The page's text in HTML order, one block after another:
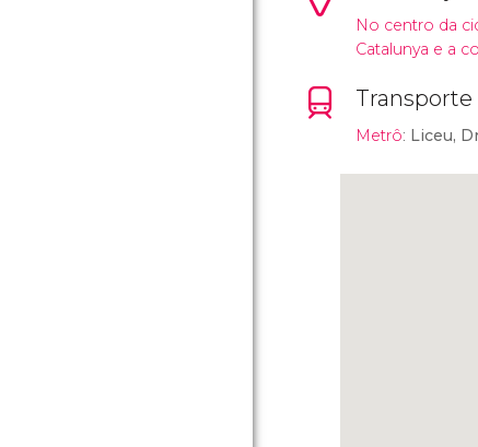
No centro da
Catalunya e a
Transporte
Metrô: Liceu,